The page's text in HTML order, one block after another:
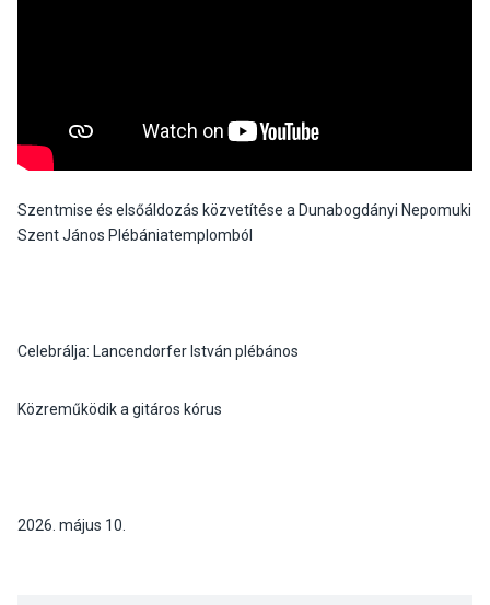
Szentmise és elsőáldozás közvetítése a Dunabogdányi Nepomuki
Szent János Plébániatemplomból
Celebrálja: Lancendorfer István plébános
Közreműködik a gitáros kórus
2026. május 10.